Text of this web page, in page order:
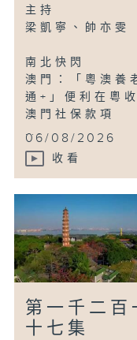
清遠：英德絲
宿遷：村民暖
鳥瞰神州
重慶：茶山竹
主持
梁凱寧、帥亦雯
南北快閃
澳門：「粵澳養
通+」便利在粵
澳門社保款項
...
06/08/2026
收看
第一千二百
十七集